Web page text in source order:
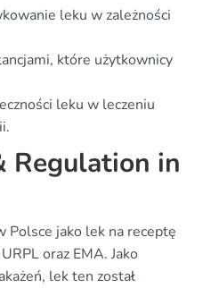
leku w zależności
które użytkownicy
leku w leczeniu
Regulation in
Polsce jako lek na receptę
oraz EMA. Jako
lek ten został